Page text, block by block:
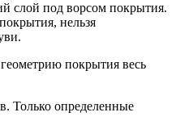
слой под ворсом покрытия.
нельзя
покрытия весь
Только определенные